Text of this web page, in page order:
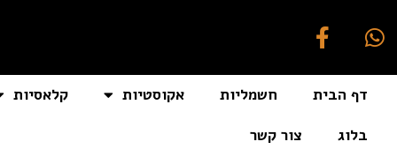
דף הבית חשמליות אקוסטיות קלאסיות
בלוג
צור קשר